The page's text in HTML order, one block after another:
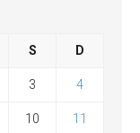
S D
3 4
10 11